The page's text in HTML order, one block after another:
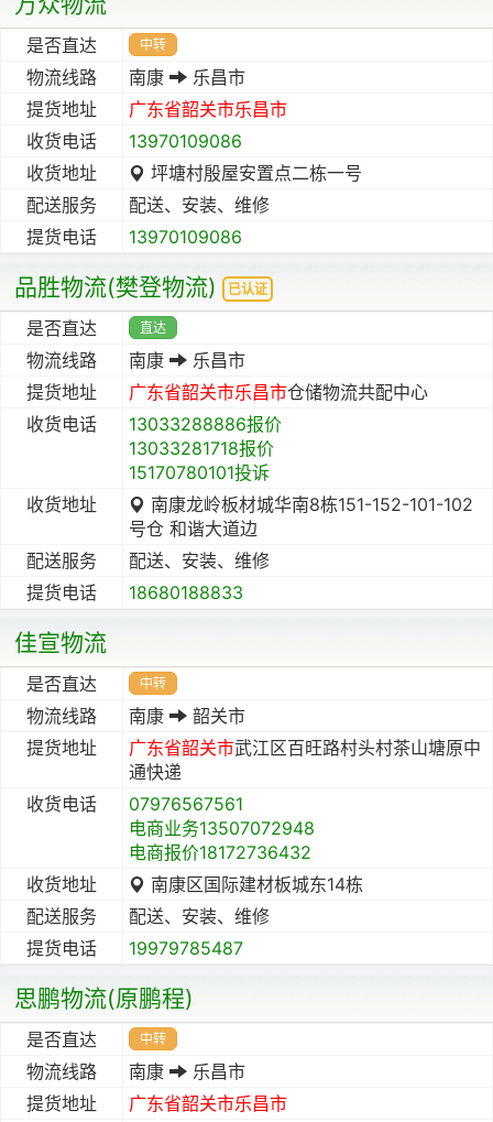
是否直达 中转
物流线路 南康
乐昌市
提货地址
广东省韶关市乐昌市
收货电话
13970109086
收货地址
坪塘村殷屋安置点二栋一号
配送服务
配送、安装、维修
提货电话
13970109086
品胜物流(樊登物流) 已认证
是否直达 直达
物流线路 南康
乐昌市
提货地址
广东省韶关市乐昌市仓储物流共配中心
收货电话
13033288886报价
13033281718报价
15170780101投诉
收货地址
南康龙岭板材城华南8栋151-152-101-102
号仓 和谐大道边
配送服务
配送、安装、维修
提货电话
18680188833
佳宣物流
是否直达 中转
物流线路 南康
韶关市
提货地址
广东省韶关市武江区百旺路村头村茶山塘原中
通快递
收货电话
07976567561
电商业务13507072948
电商报价18172736432
收货地址
南康区国际建材板城东14栋
配送服务
配送、安装、维修
提货电话
19979785487
思鹏物流(原鹏程)
是否直达 中转
物流线路 南康
乐昌市
提货地址
广东省韶关市乐昌市